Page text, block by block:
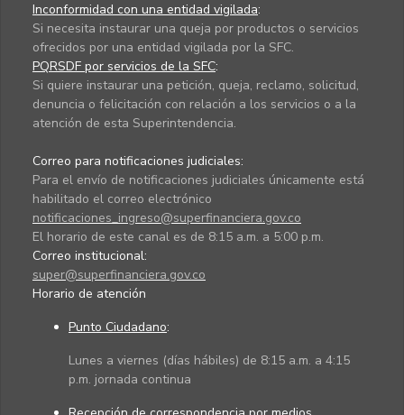
Inconformidad con una entidad vigilada:
Si necesita instaurar una queja por productos o servicios
ofrecidos por una entidad vigilada por la SFC.
PQRSDF por servicios de la SFC:
Si quiere instaurar una petición, queja, reclamo, solicitud,
denuncia o felicitación con relación a los servicios o a la
atención de esta Superintendencia.
Correo para notificaciones judiciales:
Para el envío de notificaciones judiciales únicamente está
habilitado el correo electrónico
notificaciones_ingreso@superfinanciera.gov.co
El horario de este canal es de 8:15 a.m. a 5:00 p.m.
Correo institucional:
super@superfinanciera.gov.co
Horario de atención
Punto Ciudadano:
Lunes a viernes (días hábiles) de 8:15 a.m. a 4:15
p.m. jornada continua